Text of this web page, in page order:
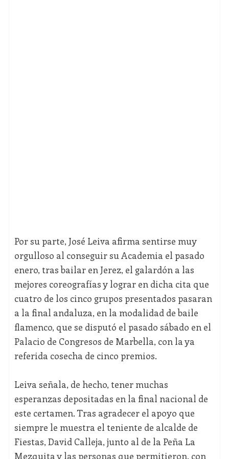
Por su parte, José Leiva afirma sentirse muy
orgulloso al conseguir su Academia el pasado
enero, tras bailar en Jerez, el galardón a las
mejores coreografías y lograr en dicha cita que
cuatro de los cinco grupos presentados pasaran
a la final andaluza, en la modalidad de baile
flamenco, que se disputó el pasado sábado en el
Palacio de Congresos de Marbella, con la ya
referida cosecha de cinco premios.
Leiva señala, de hecho, tener muchas
esperanzas depositadas en la final nacional de
este certamen. Tras agradecer el apoyo que
siempre le muestra el teniente de alcalde de
Fiestas, David Calleja, junto al de la Peña La
Mezquita y las personas que permitieron, con